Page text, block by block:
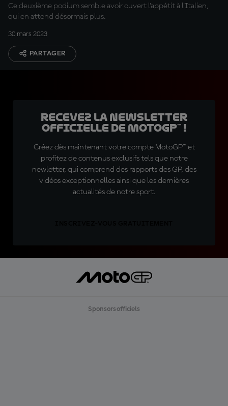
Ce deuxième podium semble avoir ouvert l'appétit à l'Italien,
qui en attend désormais plus.
30 mars 2023
PARTAGER
Recevez la Newsletter
officielle de MotoGP™ !
Créez dès maintenant votre compte MotoGP™ et
profitez de contenus exclusifs tels que notre
newletter, qui comprend des rapports des GP, des
vidéos exceptionnelles ainsi que les dernières
actualités de notre sport.
Sponsors officiels